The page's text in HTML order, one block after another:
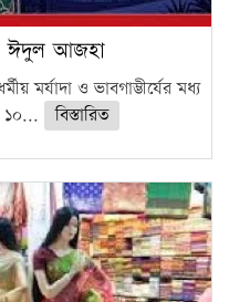
ঈদুল আজহা
ও ভাবগাম্ভীর্যের মধ্য
১০...
বিস্তারিত